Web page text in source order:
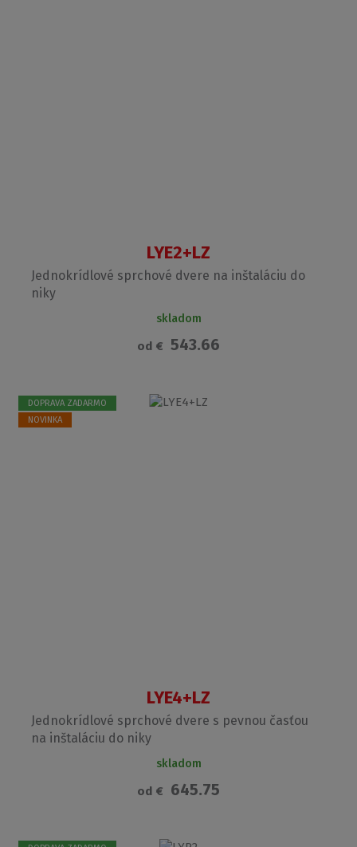
LYE2+LZ
Jednokrídlové sprchové dvere na inštaláciu do
niky
skladom
od € 543.66
DOPRAVA ZADARMO
NOVINKA
LYE4+LZ
Jednokrídlové sprchové dvere s pevnou časťou
na inštaláciu do niky
skladom
od € 645.75